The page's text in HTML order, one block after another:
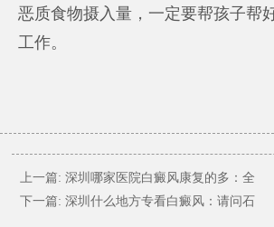
恶质食物摄入量，一定要帮孩子帮
工作。
上一篇: 深圳哪家医院白癜风康复的多：全
下一篇: 深圳什么地方专看白癜风：请问石